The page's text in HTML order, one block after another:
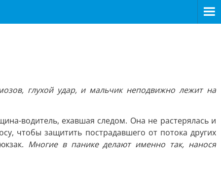
глухой удар, и мальчик неподвижно лежит на
водитель, ехавшая следом. Она не растерялась и
чтобы защитить пострадавшего от потока других
Многие в панике делают именно так, нанося